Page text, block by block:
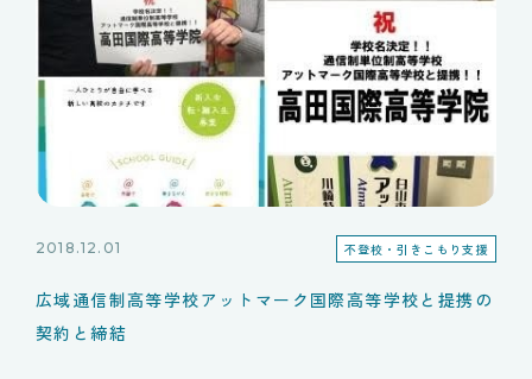
2018.12.01 不登校・引きこもり支援
広域通信制高等学校アットマーク国際高等学校と提携の
契約と締結